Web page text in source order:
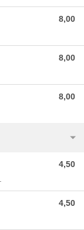
8,00
8,00
8,00
4,50
4,50